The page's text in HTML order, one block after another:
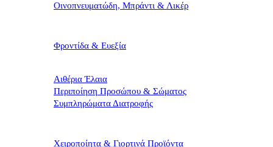
Οινοπνευματώδη, Μπράντι & Λικέρ
Φροντίδα & Ευεξία
Αιθέρια Έλαια
Περιποίηση Προσώπου & Σώματος
Συμπληρώματα Διατροφής
Χειροποίητα & Γιορτινά Προϊόντα